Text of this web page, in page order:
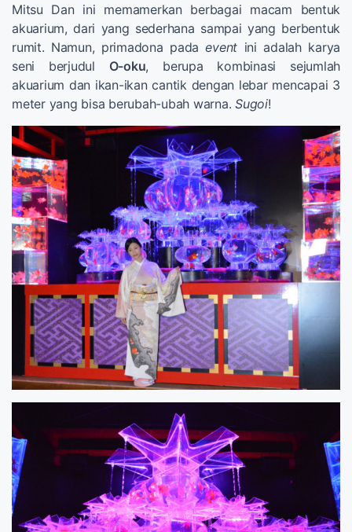
Mitsu Dan ini memamerkan berbagai macam bentuk
akuarium, dari yang sederhana sampai yang berbentuk
rumit. Namun, primadona padaevent ini adalah karya
seni berjudul O-oku, berupa kombinasi sejumlah
akuarium dan ikan-ikan cantik dengan lebar mencapai 3
meter yang bisa berubah-ubah warna. Sugoi!